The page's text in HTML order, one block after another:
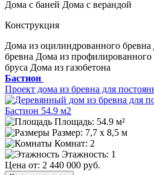
Дома с баней Дома с верандой
Конструкция
Дома из оцилиндрованного бревна
бревна Дома из профилированного
бруса Дома из газобетона
Бастион
Проект дома из бревна для
Площадь: 54.9 м²
Размер: 7,7 х 8,5 м
Комнат: 2
Этажность: 1
Цена от: 2 440 000 руб.